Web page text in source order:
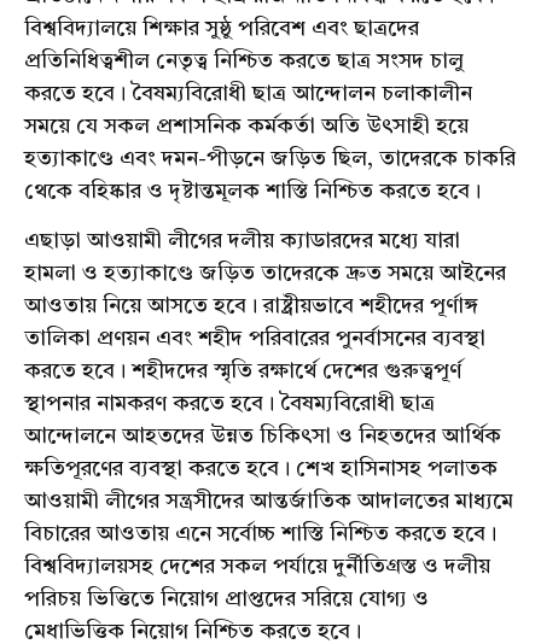
বিশ্ববিদ্যালয়ে শিক্ষার সুষ্ঠু পরিবেশ এবং ছাত্রদের
প্রতিনিধিত্বশীল নেতৃত্ব নিশ্চিত করতে ছাত্র সংসদ চালু
করতে হবে। বৈষম্যবিরোধী ছাত্র আন্দোলন চলাকালীন
সময়ে যে সকল প্রশাসনিক কর্মকর্তা অতি উৎসাহী হয়ে
হত্যাকাণ্ডে এবং দমন-পীড়নে জড়িত ছিল, তাদেরকে চাকরি
থেকে বহিষ্কার ও দৃষ্টান্তমূলক শাস্তি নিশ্চিত করতে হবে।
এছাড়া আওয়ামী লীগের দলীয় ক্যাডারদের মধ্যে যারা
হামলা ও হত্যাকাণ্ডে জড়িত তাদেরকে দ্রুত সময়ে আইনের
আওতায় নিয়ে আসতে হবে। রাষ্ট্রীয়ভাবে শহীদের পূর্ণাঙ্গ
তালিকা প্রণয়ন এবং শহীদ পরিবারের পুনর্বাসনের ব্যবস্থা
করতে হবে। শহীদদের স্মৃতি রক্ষার্থে দেশের গুরুত্বপূর্ণ
স্থাপনার নামকরণ করতে হবে। বৈষম্যবিরোধী ছাত্র
আন্দোলনে আহতদের উন্নত চিকিৎসা ও নিহতদের আর্থিক
ক্ষতিপূরণের ব্যবস্থা করতে হবে। শেখ হাসিনাসহ পলাতক
আওয়ামী লীগের সন্ত্রসীদের আন্তর্জাতিক আদালতের মাধ্যমে
বিচারের আওতায় এনে সর্বোচ্চ শাস্তি নিশ্চিত করতে হবে।
বিশ্ববিদ্যালয়সহ দেশের সকল পর্যায়ে দুর্নীতিগ্রস্ত ও দলীয়
পরিচয় ভিত্তিতে নিয়োগ প্রাপ্তদের সরিয়ে যোগ্য ও
মেধাভিত্তিক নিয়োগ নিশ্চিত করতে হবে।